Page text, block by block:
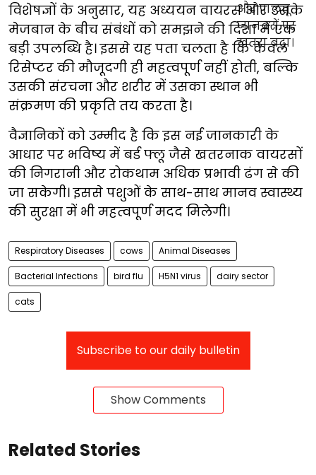
विशेषज्ञों के अनुसार, यह अध्ययन वायरस और उसके
मेजबान के बीच संबंधों को समझने की दिशा में एक
बड़ी उपलब्धि है। इससे यह पता चलता है कि केवल
रिसेप्टर की मौजूदगी ही महत्वपूर्ण नहीं होती, बल्कि
उसकी संरचना और शरीर में उसका स्थान भी
संक्रमण की प्रकृति तय करता है।
वैज्ञानिकों को उम्मीद है कि इस नई जानकारी के
आधार पर भविष्य में बर्ड फ्लू जैसे खतरनाक वायरसों
की निगरानी और रोकथाम अधिक प्रभावी ढंग से की
जा सकेगी। इससे पशुओं के साथ-साथ मानव स्वास्थ्य
की सुरक्षा में भी महत्वपूर्ण मदद मिलेगी।
Respiratory Diseases cows Animal Diseases
Bacterial Infections bird flu H5N1 virus dairy sector
cats
Subscribe to our daily bulletin
Show Comments
Related Stories